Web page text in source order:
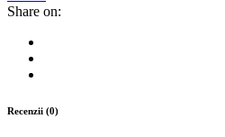
biblice
quantity
Share on:
Recenzii (0)